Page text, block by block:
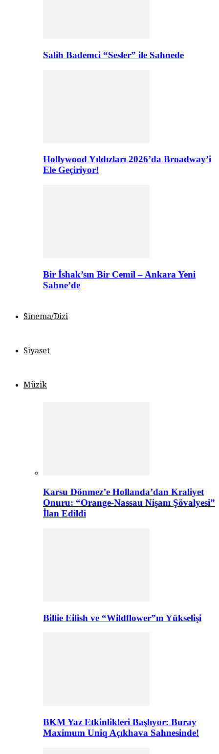
Salih Bademci “Sesler” ile Sahnede
Hollywood Yıldızları 2026’da Broadway’i
Ele Geçiriyor!
Bir İshak’sın Bir Cemil – Ankara Yeni
Sahne’de
Sinema/Dizi
Siyaset
Müzik
Karsu Dönmez’e Hollanda’dan Kraliyet
Onuru: “Orange-Nassau Nişanı Şövalyesi”
İlan Edildi
Billie Eilish ve “Wildflower”ın Yükselişi
BKM Yaz Etkinlikleri Başlıyor: Buray
Maximum Uniq Açıkhava Sahnesinde!